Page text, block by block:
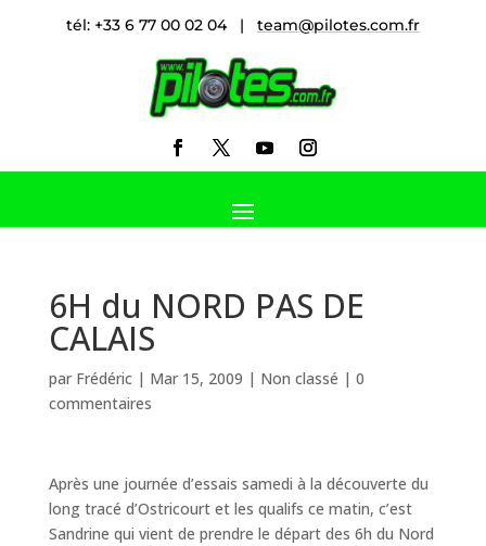
tél: +33 6 77 00 02 04 | team@pilotes.com.fr
6H du NORD PAS DE
CALAIS
par Frédéric| Mar 15, 2009 | Non classé | 0
commentaires
Après une journée d’essais samedi à la découverte du
long tracé d’Ostricourt et les qualifs ce matin, c’est
Sandrine qui vient de prendre le départ des 6h du Nord